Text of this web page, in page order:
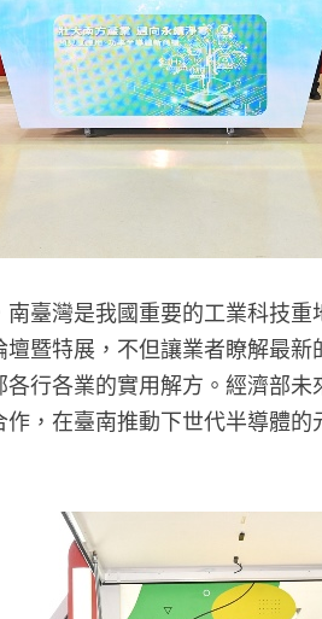
臺灣是我國重要的工業科技
暨特展，不但讓業者瞭解最
行各業的實用解方。經濟部
，在臺南推動下世代半導體